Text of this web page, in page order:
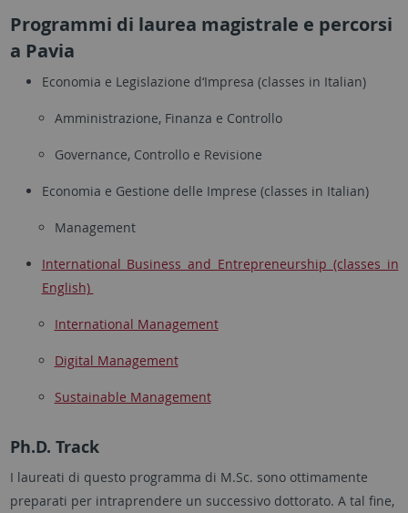
Programmi di laurea magistrale e percorsi
a Pavia
Economia e Legislazione d‘Impresa (classes in Italian)
Amministrazione, Finanza e Controllo
Governance, Controllo e Revisione
Economia e Gestione delle Imprese (classes in Italian)
Management
International Business and Entrepreneurship (classes in
English)
International Management
Digital Management
Sustainable Management
Ph.D. Track
I laureati di questo programma di M.Sc. sono ottimamente
preparati per intraprendere un successivo dottorato. A tal fine,